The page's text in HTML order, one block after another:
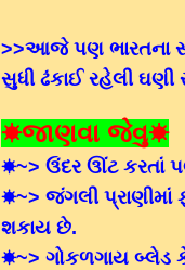
>>આજે પણ ભારતના
સુધી ઢંકાઈ રહેલી
☀જાણવા જેવુ☀
☀~> ઉંદર ઊંટ કરતાં
☀~> જંગલી
શકાય છે.
☀~> ગોકળગાય બ્લેડ કે